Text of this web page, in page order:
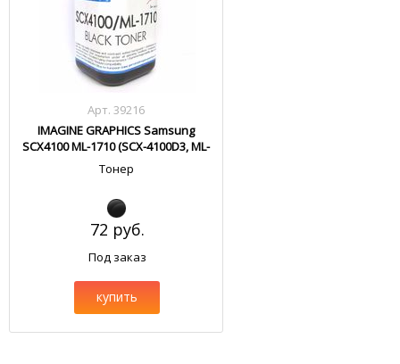
Арт. 39216
IMAGINE GRAPHICS Samsung
SCX4100 ML-1710 (SCX-4100D3, ML-
1710D3)
Тонер
72 руб.
Под заказ
купить